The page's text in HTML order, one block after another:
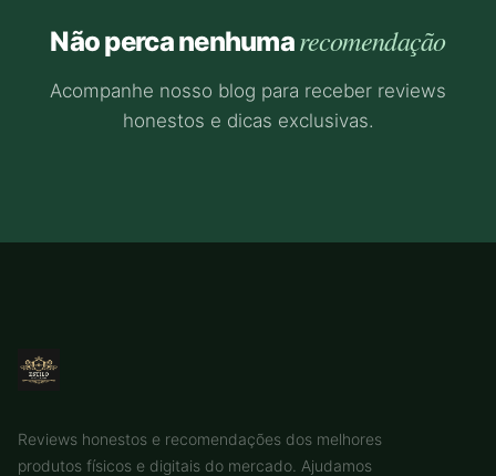
Não perca nenhumarecomendação
Acompanhe nosso blog para receber reviews
honestos e dicas exclusivas.
Reviews honestos e recomendações dos melhores
produtos físicos e digitais do mercado. Ajudamos